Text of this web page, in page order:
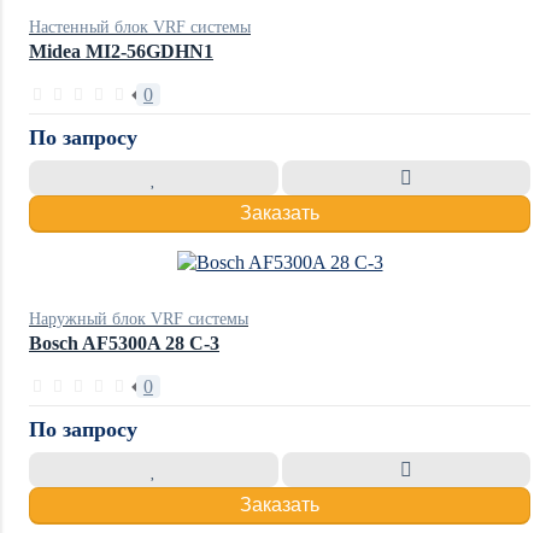
Настенный блок VRF системы
Midea MI2-56GDHN1
0
По запросу
Заказать
Наружный блок VRF системы
Bosch AF5300A 28 C-3
0
По запросу
Заказать